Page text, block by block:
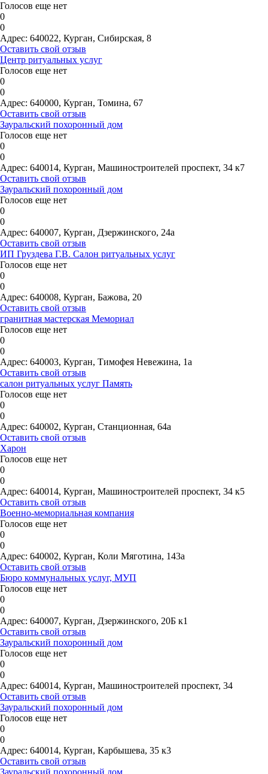
Голосов еще нет
0
0
Адрес: 640022, Курган, Сибирская, 8
Оставить свой отзыв
Центр ритуальных услуг
Голосов еще нет
0
0
Адрес: 640000, Курган, Томина, 67
Оставить свой отзыв
Зауральский похоронный дом
Голосов еще нет
0
0
Адрес: 640014, Курган, Машиностроителей проспект, 34 к7
Оставить свой отзыв
Зауральский похоронный дом
Голосов еще нет
0
0
Адрес: 640007, Курган, Дзержинского, 24а
Оставить свой отзыв
ИП Груздева Г.В. Салон ритуальных услуг
Голосов еще нет
0
0
Адрес: 640008, Курган, Бажова, 20
Оставить свой отзыв
гранитная мастерская Мемориал
Голосов еще нет
0
0
Адрес: 640003, Курган, Тимофея Невежина, 1а
Оставить свой отзыв
салон ритуальных услуг Память
Голосов еще нет
0
0
Адрес: 640002, Курган, Станционная, 64а
Оставить свой отзыв
Харон
Голосов еще нет
0
0
Адрес: 640014, Курган, Машиностроителей проспект, 34 к5
Оставить свой отзыв
Военно-мемориальная компания
Голосов еще нет
0
0
Адрес: 640002, Курган, Коли Мяготина, 143а
Оставить свой отзыв
Бюро коммунальных услуг, МУП
Голосов еще нет
0
0
Адрес: 640007, Курган, Дзержинского, 20Б к1
Оставить свой отзыв
Зауральский похоронный дом
Голосов еще нет
0
0
Адрес: 640014, Курган, Машиностроителей проспект, 34
Оставить свой отзыв
Зауральский похоронный дом
Голосов еще нет
0
0
Адрес: 640014, Курган, Карбышева, 35 к3
Оставить свой отзыв
Зауральский похоронный дом